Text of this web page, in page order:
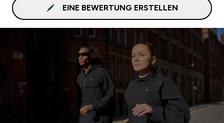
EINE BEWERTUNG ERSTELLEN